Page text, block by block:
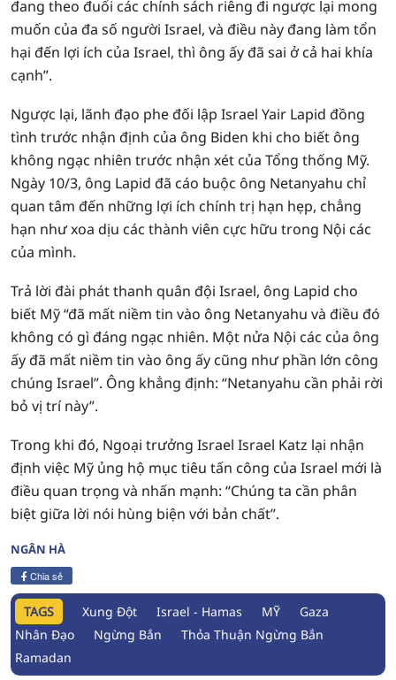
đang theo đuổi các chính sách riêng đi ngược lại mong
muốn của đa số người Israel, và điều này đang làm tổn
hại đến lợi ích của Israel, thì ông ấy đã sai ở cả hai khía
cạnh”.
Ngược lại, lãnh đạo phe đối lập Israel Yair Lapid đồng
tình trước nhận định của ông Biden khi cho biết ông
không ngạc nhiên trước nhận xét của Tổng thống Mỹ.
Ngày 10/3, ông Lapid đã cáo buộc ông Netanyahu chỉ
quan tâm đến những lợi ích chính trị hạn hẹp, chẳng
hạn như xoa dịu các thành viên cực hữu trong Nội các
của mình.
Trả lời đài phát thanh quân đội Israel, ông Lapid cho
biết Mỹ “đã mất niềm tin vào ông Netanyahu và điều đó
không có gì đáng ngạc nhiên. Một nửa Nội các của ông
ấy đã mất niềm tin vào ông ấy cũng như phần lớn công
chúng Israel”. Ông khẳng định: “Netanyahu cần phải rời
bỏ vị trí này”.
Trong khi đó, Ngoại trưởng Israel Israel Katz lại nhận
định việc Mỹ ủng hộ mục tiêu tấn công của Israel mới là
điều quan trọng và nhấn mạnh: “Chúng ta cần phân
biệt giữa lời nói hùng biện với bản chất”.
NGÂN HÀ
Chia sẻ
TAGS Xung Đột Israel - Hamas MỸ
Gaza
Nhân Đạo
Ngừng Bắn
Thỏa Thuận Ngừng Bắn
Ramadan